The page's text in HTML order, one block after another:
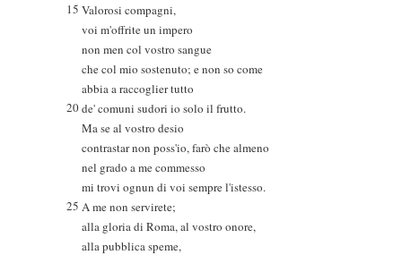
15 Valorosi compagni,
voi m'offrite un impero
non men col vostro sangue
che col mio sostenuto; e non so come
abbia a raccoglier tutto
20de' comuni sudori io solo il frutto.
Ma se al vostro desio
contrastar non poss'io, farò che almeno
nel grado a me commesso
mi trovi ognun di voi sempre l'istesso.
25 A me non servirete;
alla gloria di Roma, al vostro onore,
alla pubblica speme,